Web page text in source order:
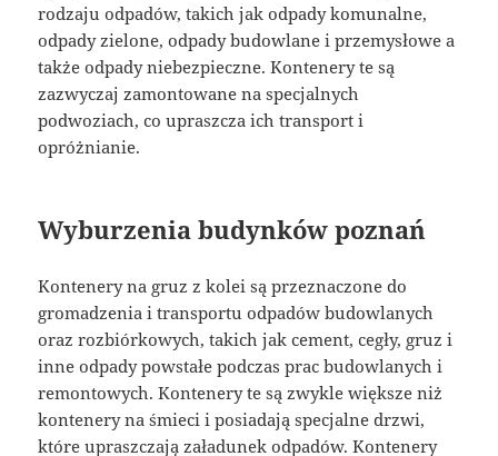
rodzaju odpadów, takich jak odpady komunalne,
odpady zielone, odpady budowlane i przemysłowe a
także odpady niebezpieczne. Kontenery te są
zazwyczaj zamontowane na specjalnych
podwoziach, co upraszcza ich transport i
opróżnianie.
Wyburzenia budynków poznań
Kontenery na gruz z kolei są przeznaczone do
gromadzenia i transportu odpadów budowlanych
oraz rozbiórkowych, takich jak cement, cegły, gruz i
inne odpady powstałe podczas prac budowlanych i
remontowych. Kontenery te są zwykle większe niż
kontenery na śmieci i posiadają specjalne drzwi,
które upraszczają załadunek odpadów. Kontenery